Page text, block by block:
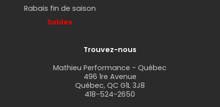
Rabais fin de saison
Soldes
Trouvez-nous
Mathieu Performance - Québec
496 1re Avenue
Québec, QC G1L 3J8
418-524-2650